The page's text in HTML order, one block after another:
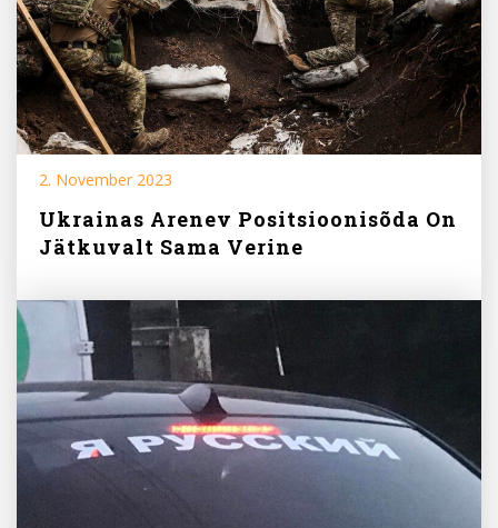
2. November 2023
Ukrainas Arenev Positsioonisõda On
Jätkuvalt Sama Verine